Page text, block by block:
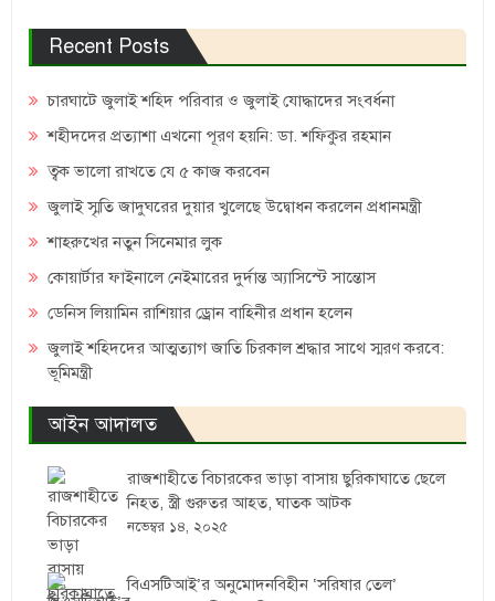
Recent Posts
চারঘাটে জুলাই শহিদ পরিবার ও জুলাই যোদ্ধাদের সংবর্ধনা
শহীদদের প্রত্যাশা এখনো পূরণ হয়নি: ডা. শফিকুর রহমান
ত্বক ভালো রাখতে যে ৫ কাজ করবেন
জুলাই স্মৃতি জাদুঘরের দুয়ার খুলেছে উদ্বোধন করলেন প্রধানমন্ত্রী
শাহরুখের নতুন সিনেমার লুক
কোয়ার্টার ফাইনালে নেইমারের দুর্দান্ত অ্যাসিস্টে সান্তোস
ডেনিস লিয়ামিন রাশিয়ার ড্রোন বাহিনীর প্রধান হলেন
জুলাই শহিদদের আত্মত্যাগ জাতি চিরকাল শ্রদ্ধার সাথে স্মরণ করবে:
ভূমিমন্ত্রী
আইন আদালত
রাজশাহীতে বিচারকের ভাড়া বাসায় ছুরিকাঘাতে ছেলে
নিহত, স্ত্রী গুরুতর আহত, ঘাতক আটক
নভেম্বর ১৪, ২০২৫
বিএসটিআই’র অনুমোদনবিহীন ‘সরিষার তেল’